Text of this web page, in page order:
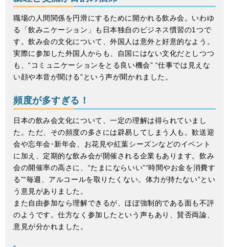
職場の人間関係を円滑にするために開かれる飲み会。いわゆ
る「飲みニケーション」も日本独自のビジネス慣習の1つで
す。飲み会の文化について、外国人は意外と好意的なよう。
実際に参加した外国人からも、自国にはない文化だとしつつ
も、“コミュニケーションをとる良い機会” “仕事では見えな
い顔や本音が聞ける”という声が聞かれました。
頻度が多すぎる！
日本の飲み会文化について、一定の理解は得られていまし
た。ただ、その頻度の多さには辟易してしまう人も。歓送迎
会や忘年会･新年会、お花見や紅葉シーズンなどのイベント
に加え、定期的な飲み会が開催される企業もあります。飲み
会の開催率の高さに、“たまにならいい”“時間やお金を消費す
る”“毎週、アルコールを取りたくない。体力が持たない”とい
う意見がありました。
また自由参加なら理解できるが、ほぼ強制的である面も不評
のようです。仕方なく参加したという声もあり、賛否両論、
意見が分かれました。